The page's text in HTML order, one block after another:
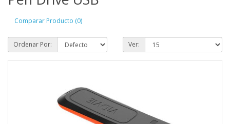
Comparar Producto (0)
Ordenar Por: Ver: